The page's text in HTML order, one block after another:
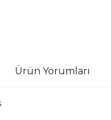
Ürün Yorumları